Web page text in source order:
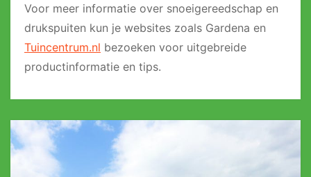
Voor meer informatie over snoeigereedschap en
drukspuiten kun je websites zoals Gardena en
Tuincentrum.nl bezoeken voor uitgebreide
productinformatie en tips.